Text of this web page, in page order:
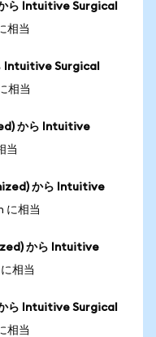
ら Intuitive Surgical
相当
Intuitive Surgical
相当
から Intuitive
当
から Intuitive
に相当
から Intuitive
相当
ら Intuitive Surgical
相当